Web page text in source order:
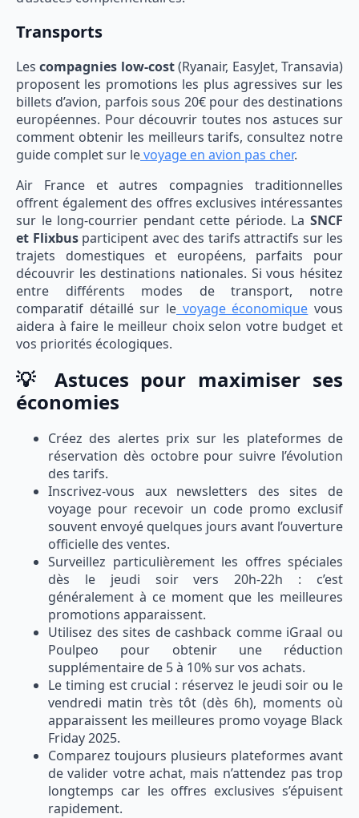
Transports
Lescompagnies low-cost(Ryanair, EasyJet, Transavia)
proposent les promotions les plus agressives sur les
billets d’avion, parfois sous 20€ pour des destinations
européennes. Pour découvrir toutes nos astuces sur
comment obtenir les meilleurs tarifs, consultez notre
guide complet sur levoyage en avion pas cher.
Air France et autres compagnies traditionnelles
offrent également des offres exclusives intéressantes
sur le long-courrier pendant cette période. La SNCF
et Flixbusparticipent avec des tarifs attractifs sur les
trajets domestiques et européens, parfaits pour
découvrir les destinations nationales. Si vous hésitez
entre différents modes de transport, notre
comparatif détaillé sur le voyage économique vous
aidera à faire le meilleur choix selon votre budget et
vos priorités écologiques.
💡 Astuces pour maximiser ses
économies
Créez des alertes prix sur les plateformes de
réservation dès octobre pour suivre l’évolution
des tarifs.
Inscrivez-vous aux newsletters des sites de
voyage pour recevoir un code promo exclusif
souvent envoyé quelques jours avant l’ouverture
officielle des ventes.
Surveillez particulièrement les offres spéciales
dès le jeudi soir vers 20h-22h : c’est
généralement à ce moment que les meilleures
promotions apparaissent.
Utilisez des sites de cashback comme iGraal ou
Poulpeo pour obtenir une réduction
supplémentaire de 5 à 10% sur vos achats.
Le timing est crucial : réservez le jeudi soir ou le
vendredi matin très tôt (dès 6h), moments où
apparaissent les meilleures promo voyage Black
Friday 2025.
Comparez toujours plusieurs plateformes avant
de valider votre achat, mais n’attendez pas trop
longtemps car les offres exclusives s’épuisent
rapidement.